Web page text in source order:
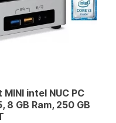
intel NUC PC
8 GB Ram, 250 GB